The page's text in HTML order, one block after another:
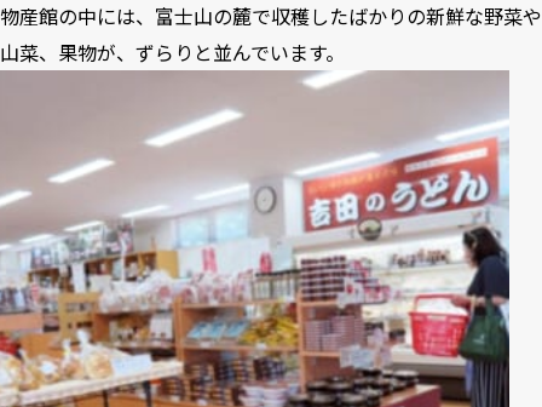
物産館の中には、富士山の麓で収穫したばかりの新鮮な野菜や
山菜、果物が、ずらりと並んでいます。